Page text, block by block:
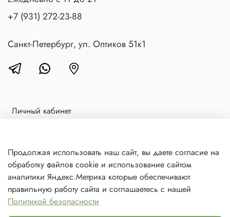
Личный кабинет
Блог
Контакты
Политика в отношении обработки персональных данных
+7 (931) 272-23-88
Санкт-Петербург, ул. Оптиков 51к1
Продолжая использовать наш сайт, вы даете согласие на
обработку файлов cookie и использование сайтом
аналитики Яндекс.Метрика которые обеспечивают
правильную работу сайта и соглашаетесь с нашей
Политикой безопасности